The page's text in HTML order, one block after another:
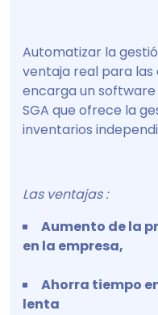
Automatizar la
ventaja real para las
encarga un
SGA que ofrece la
inventarios
Las ventajas :
Aumento de la
en la empresa,
Ahorra tiempo
lenta